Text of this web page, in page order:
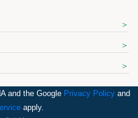
and the Google Privacy Policyand
apply.